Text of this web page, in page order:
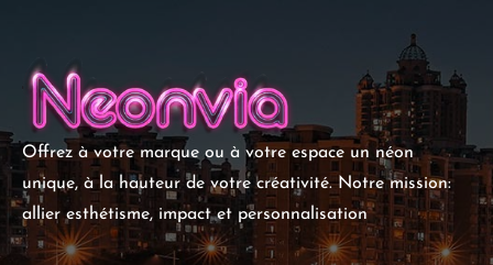
Offrez à votre marque ou à votre espace un néon
unique, à la hauteur de votre créativité. Notre mission:
allier esthétisme, impact et personnalisation